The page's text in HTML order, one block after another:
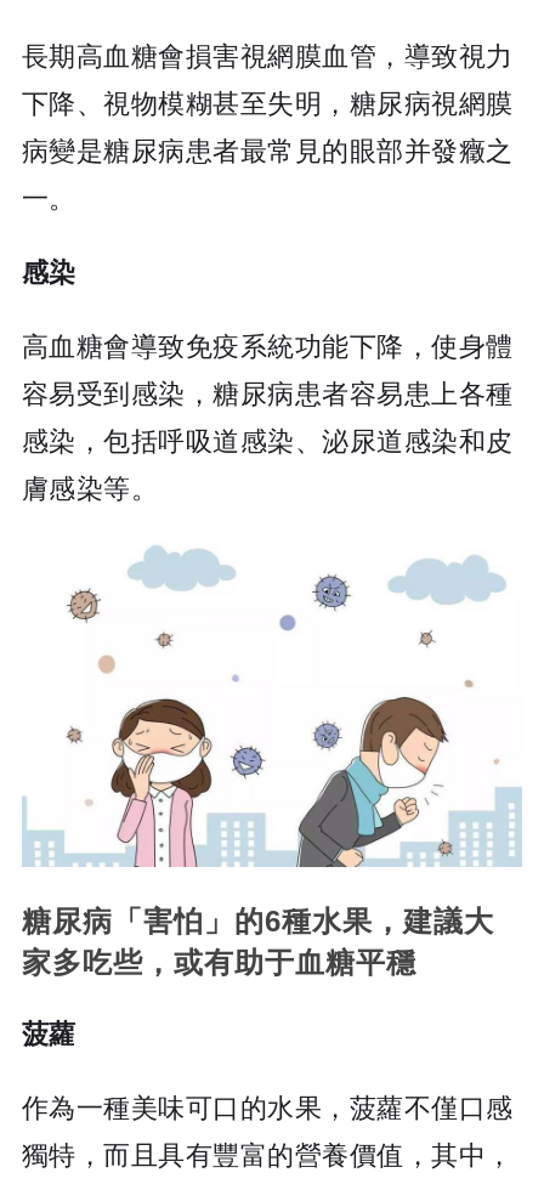
長期高血糖會損害視網膜血管，導致視力
下降、視物模糊甚至失明，糖尿病視網膜
病變是糖尿病患者最常見的眼部并發癥之
一。
感染
高血糖會導致免疫系統功能下降，使身體
容易受到感染，糖尿病患者容易患上各種
感染，包括呼吸道感染、泌尿道感染和皮
膚感染等。
糖尿病「害怕」的6種水果，建議大
家多吃些，或有助于血糖平穩
菠蘿
作為一種美味可口的水果，菠蘿不僅口感
獨特，而且具有豐富的營養價值，其中，